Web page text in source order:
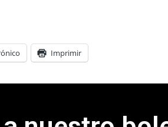
Imprimir